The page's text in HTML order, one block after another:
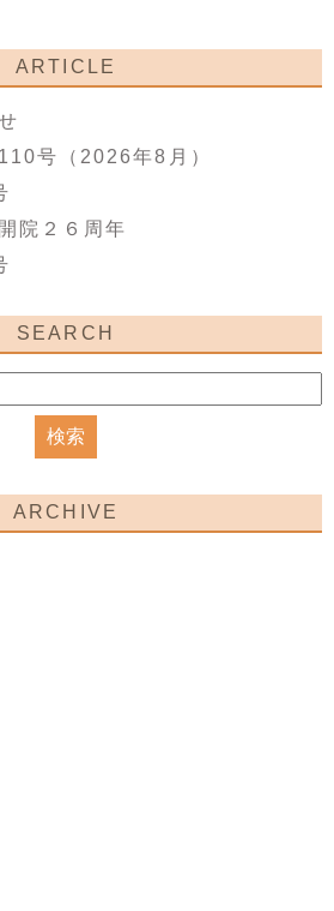
ARTICLE
号（2026年8月）
院２６周年
SEARCH
ARCHIVE